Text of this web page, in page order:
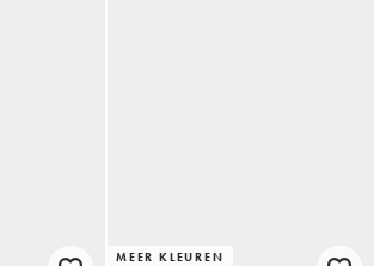
MEER KLEUREN